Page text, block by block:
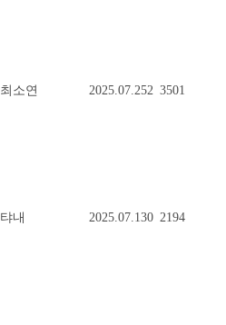
최소연 2025.07.252 3501
탸내 2025.07.130 2194